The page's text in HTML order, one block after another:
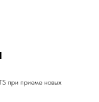
при приеме новых